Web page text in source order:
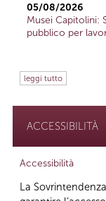
05/08/2026
Musei Capitolini:
pubblico per
leggi tutto
ACCESSIBILITÀ
Accessibilità
La